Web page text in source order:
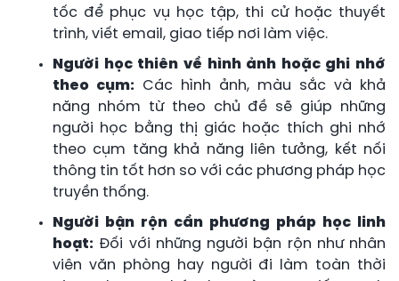
tốc để phục vụ học tập, thi cử hoặc thuyết
trình, viết email, giao tiếp nơi làm việc.
Người học thiên về hình ảnh hoặc ghi nhớ
theo cụm: Các hình ảnh, màu sắc và khả
năng nhóm từ theo chủ đề sẽ giúp những
người học bằng thị giác hoặc thích ghi nhớ
theo cụm tăng khả năng liên tưởng, kết nối
thông tin tốt hơn so với các phương pháp học
truyền thống.
Người bận rộn cần phương pháp học linh
hoạt: Đối với những người bận rộn như nhân
viên văn phòng hay người đi làm toàn thời